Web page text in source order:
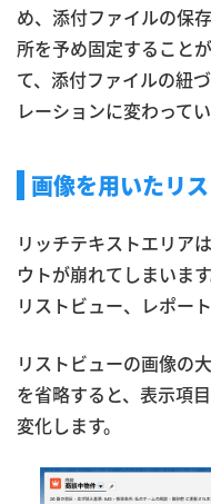
め、添付ファイルの保
所を予め固定すること
て、添付ファイルの紐
レーションに変わってい
画像を用いたリ
リッチテキストエリア
ウトが崩れてしまいます
リストビュー、レポー
リストビューの画像の
を省略すると、表示項
変化します。